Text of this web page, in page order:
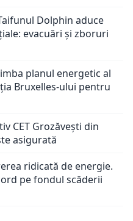
Dolphin aduce
evacuări și zboruri
planul energetic al
Bruxelles-ului pentru
CET Grozăvești din
asigurată
ridicată de energie.
pe fondul scăderii